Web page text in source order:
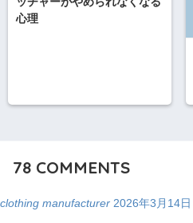
心理
78COMMENTS
clothing manufacturer 2026年3月14日